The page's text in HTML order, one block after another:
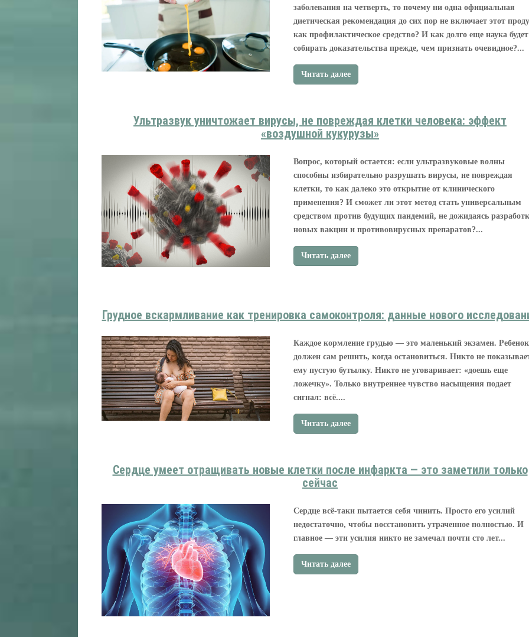
заболевания на четверть, то почему ни одна официальная
диетическая рекомендация до сих пор не включает этот
как профилактическое средство? И как долго еще наука будет
собирать доказательства прежде, чем признать очевидное?...
Читать далее
Ультразвук уничтожает вирусы, не повреждая клетки человека: эффект
«воздушной кукурузы»
Вопрос, который остается: если ультразвуковые волны
способны избирательно разрушать вирусы, не повреждая
клетки, то как далеко это открытие от клинического
применения? И сможет ли этот метод стать универсальным
средством против будущих пандемий, не дожидаясь
новых вакцин и противовирусных препаратов?...
Читать далее
Грудное вскармливание как тренировка самоконтроля: данные нового
Каждое кормление грудью — это маленький экзамен. Ребенок
должен сам решить, когда остановиться. Никто не
ему пустую бутылку. Никто не уговаривает: «доешь еще
ложечку». Только внутреннее чувство насыщения подает
сигнал: всё....
Читать далее
Сердце умеет отращивать новые клетки после инфаркта — это заметили только
сейчас
Сердце всё-таки пытается себя чинить. Просто его усилий
недостаточно, чтобы восстановить утраченное полностью. И
главное — эти усилия никто не замечал почти сто лет...
Читать далее